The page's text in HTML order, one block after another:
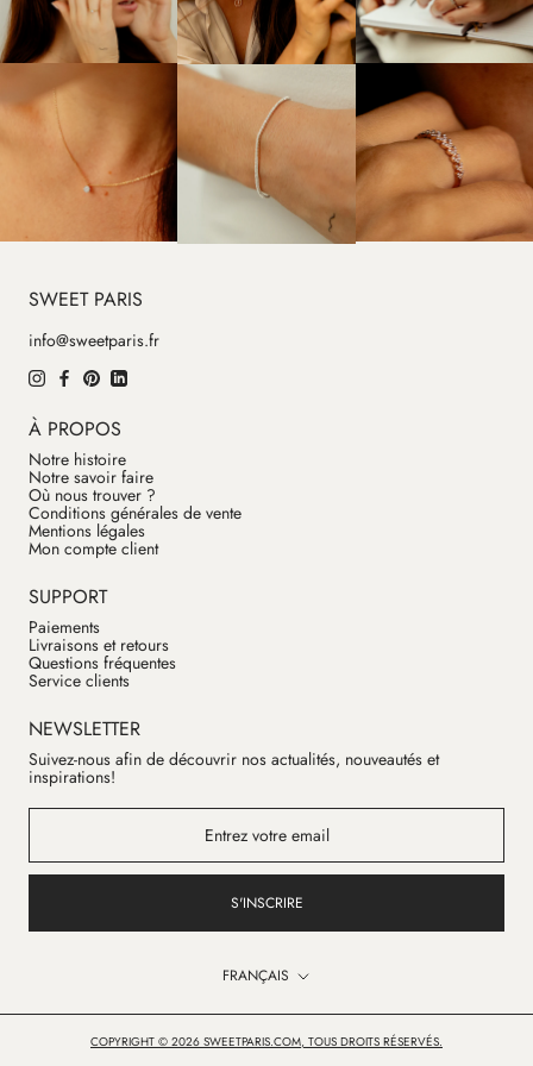
SWEET PARIS
info@sweetparis.fr
À PROPOS
Notre histoire
Notre savoir faire
Où nous trouver ?
Conditions générales de vente
Mentions légales
Mon compte client
SUPPORT
Paiements
Livraisons et retours
Questions fréquentes
Service clients
NEWSLETTER
Suivez-nous afin de découvrir nos actualités, nouveautés et
inspirations!
S'INSCRIRE
Langue
FRANÇAIS
COPYRIGHT © 2026 SWEETPARIS.COM, TOUS DROITS RÉSERVÉS.